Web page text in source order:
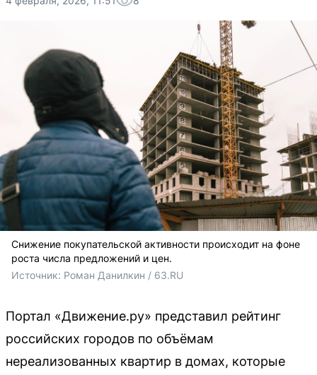
Снижение покупательской активности происходит на фоне
роста числа предложений и цен.
Источник: Роман Данилкин / 63.RU
Портал «Движение.ру» представил рейтинг
российских городов по объёмам
нереализованных квартир в домах, которые